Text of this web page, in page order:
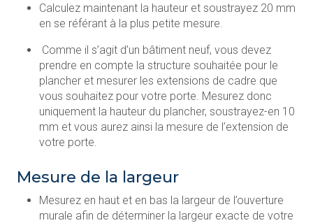
Calculez maintenant la hauteur et soustrayez 20 mm
en se référant à la plus petite mesure.
Comme il s’agit d’un bâtiment neuf, vous devez
prendre en compte la structure souhaitée pour le
plancher et mesurer les extensions de cadre que
vous souhaitez pour votre porte. Mesurez donc
uniquement la hauteur du plancher, soustrayez-en 10
mm et vous aurez ainsi la mesure de l’extension de
votre porte.
Mesure de la largeur
Mesurez en haut et en bas la largeur de l’ouverture
murale afin de déterminer la largeur exacte de votre